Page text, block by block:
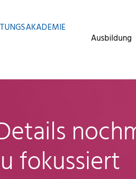
Ausbildung
fokussiert